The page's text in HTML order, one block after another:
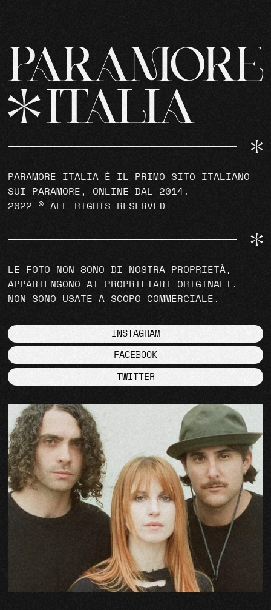
PARAMORE ITALIA È IL PRIMO SITO ITALIANO
SUI PARAMORE, ONLINE DAL 2014.
2022 © ALL RIGHTS RESERVED
LE FOTO NON SONO DI NOSTRA PROPRIETÀ,
APPARTENGONO AI PROPRIETARI ORIGINALI.
NON SONO USATE A SCOPO COMMERCIALE.
INSTAGRAM
FACEBOOK
TWITTER